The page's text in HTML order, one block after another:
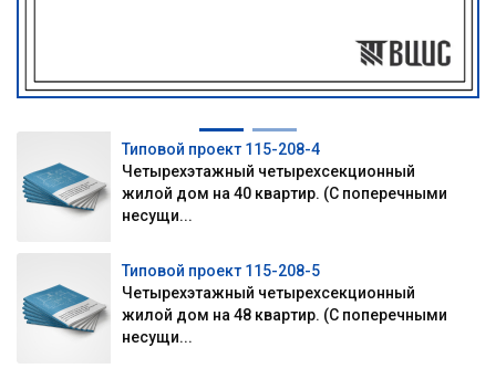
Типовой проект 115-208-4
Четырехэтажный четырехсекционный
жилой дом на 40 квартир. (С поперечными
несущи...
Типовой проект 115-208-5
Четырехэтажный четырехсекционный
жилой дом на 48 квартир. (С поперечными
несущи...